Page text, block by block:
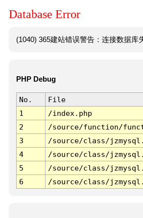
Database Error
(1040) 365建站错误警告：连接数据库
PHP Debug
No. File
1
/index.php
2
/source/function/
3
/source/class/
4
/source/class/
5
/source/class/
6
/source/class/